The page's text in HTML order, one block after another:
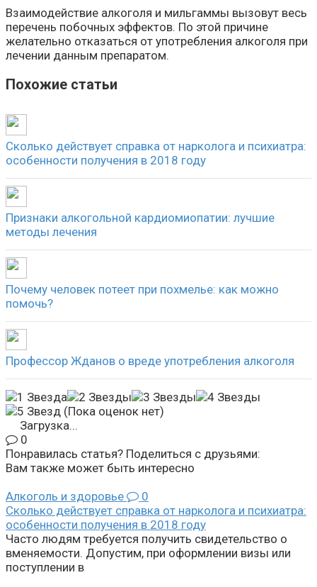
Взаимодействие алкоголя и мильгаммы вызовут весь
перечень побочных эффектов. По этой причине
желательно отказаться от употребления алкоголя при
лечении данным препаратом.
Похожие статьи
Сколько действует справка от нарколога и психиатра:
особенности получения в 2018 году
Признаки алкогольной кардиомиопатии: лучшие
методы лечения
Почему человек потеет при похмелье: как можно
помочь?
Профессор Жданов о вреде употребления алкоголя
(Пока оценок нет)
Загрузка...
0
Понравилась статья? Поделиться с друзьями:
Вам также может быть интересно
Алкоголь и здоровье
0
Сколько действует справка от нарколога и психиатра:
особенности получения в 2018 году
Часто людям требуется получить свидетельство о
вменяемости. Допустим, при оформлении визы или
поступлении в